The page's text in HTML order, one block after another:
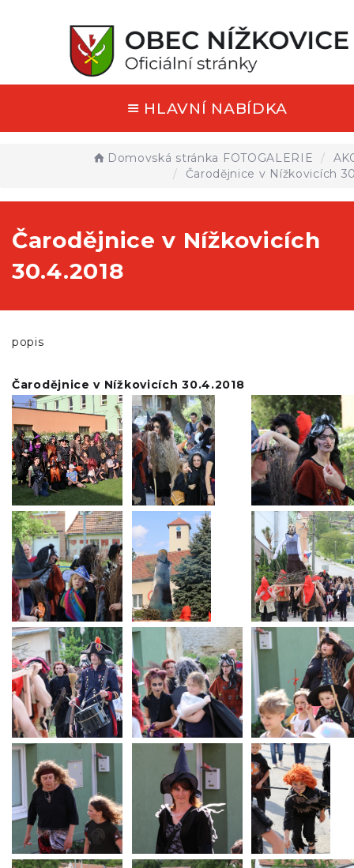
HLAVNÍ NABÍDKA
Domovská stránka FOTOGALERIE
Čarodějnice v Nížkovicích
Čarodějnice v Nížkovicích
30.4.2018
popis
Čarodějnice v Nížkovicích 30.4.2018